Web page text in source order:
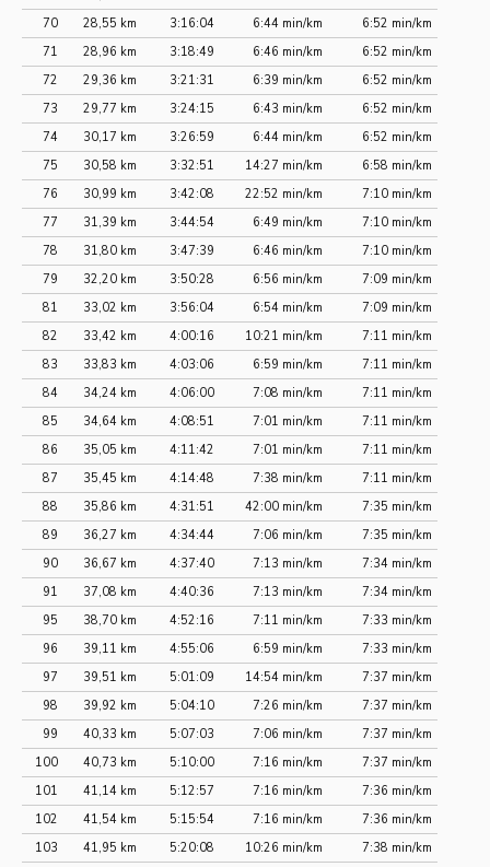
70
28,55 km 3:16:04 6:44 min/km
6:52 min/km
71
28,96 km 3:18:49 6:46 min/km
6:52 min/km
72
29,36 km 3:21:31 6:39 min/km
6:52 min/km
73
29,77 km 3:24:15 6:43 min/km
6:52 min/km
74
30,17 km 3:26:59 6:44 min/km
6:52 min/km
75
30,58 km 3:32:51 14:27 min/km
6:58 min/km
76
30,99 km 3:42:08 22:52 min/km
7:10 min/km
77
31,39 km 3:44:54 6:49 min/km
7:10 min/km
78
31,80 km 3:47:39 6:46 min/km
7:10 min/km
79
32,20 km 3:50:28 6:56 min/km
7:09 min/km
81
33,02 km 3:56:04 6:54 min/km
7:09 min/km
82
33,42 km 4:00:16 10:21 min/km
7:11 min/km
83
33,83 km 4:03:06 6:59 min/km
7:11 min/km
84
34,24 km 4:06:00 7:08 min/km
7:11 min/km
85
34,64 km 4:08:51 7:01 min/km
7:11 min/km
86
35,05 km 4:11:42 7:01 min/km
7:11 min/km
87
35,45 km 4:14:48 7:38 min/km
7:11 min/km
88
35,86 km 4:31:51 42:00 min/km
7:35 min/km
89
36,27 km 4:34:44 7:06 min/km
7:35 min/km
90
36,67 km 4:37:40 7:13 min/km
7:34 min/km
91
37,08 km 4:40:36 7:13 min/km
7:34 min/km
95
38,70 km 4:52:16 7:11 min/km
7:33 min/km
96
39,11 km 4:55:06 6:59 min/km
7:33 min/km
97
39,51 km 5:01:09 14:54 min/km
7:37 min/km
98
39,92 km 5:04:10 7:26 min/km
7:37 min/km
99
40,33 km 5:07:03 7:06 min/km
7:37 min/km
100
40,73 km 5:10:00 7:16 min/km
7:37 min/km
101
41,14 km 5:12:57 7:16 min/km
7:36 min/km
102
41,54 km 5:15:54 7:16 min/km
7:36 min/km
103
41,95 km 5:20:08 10:26 min/km
7:38 min/km